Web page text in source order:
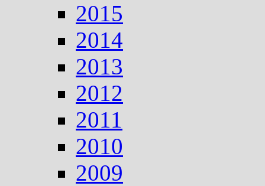
2015
2014
2013
2012
2011
2010
2009